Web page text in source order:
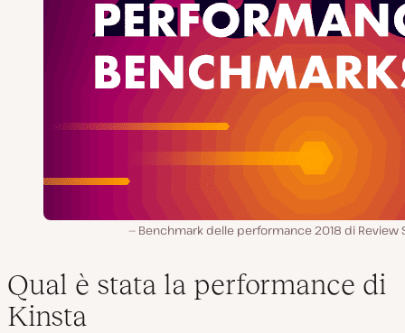
Benchmark delle performance 2018 di Review
Qual è stata la performance di
Kinsta